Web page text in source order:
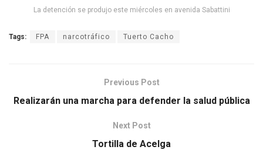
La detención se produjo este miércoles en avenida Sabattini
Tags: FPA narcotráfico Tuerto Cacho
Previous Post
Realizarán una marcha para defender la salud pública
Next Post
Tortilla de Acelga